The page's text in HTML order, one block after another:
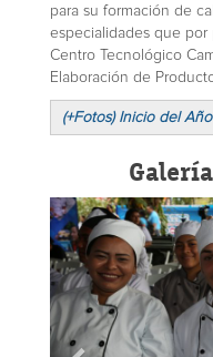
para su formación de
especialidades que por
Centro Tecnológico
Elaboración de
(+Fotos) Inicio del